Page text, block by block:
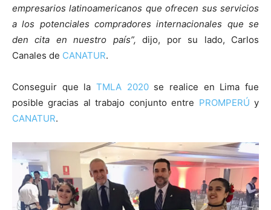
empresarios latinoamericanos que ofrecen sus servicios
a los potenciales compradores internacionales que se
den cita en nuestro país”, dijo, por su lado, Carlos
Canales de CANATUR.
Conseguir que la TMLA 2020se realice en Lima fue
posible gracias al trabajo conjunto entre PROMPERÚ y
CANATUR.